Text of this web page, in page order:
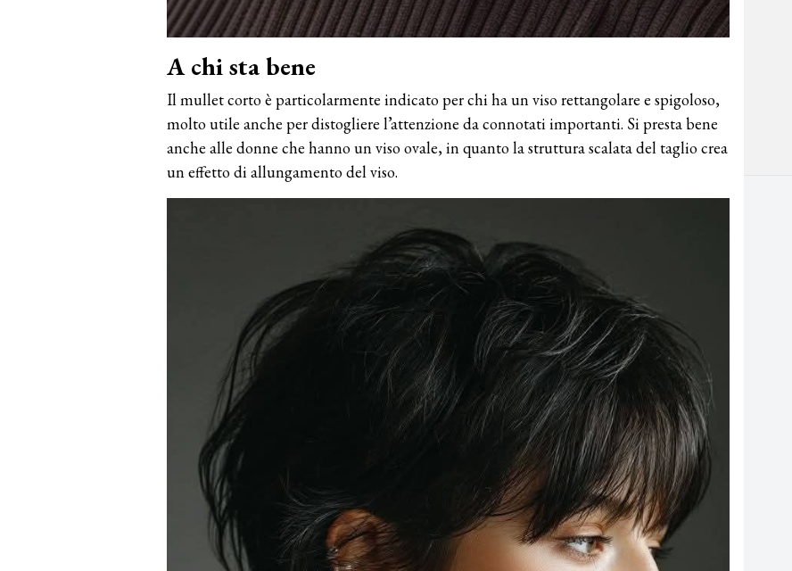
A chi sta bene
Il mullet corto è particolarmente indicato per chi ha un viso rettangolare e spigoloso,
molto utile anche per distogliere l’attenzione da connotati importanti. Si presta bene
anche alle donne che hanno un viso ovale, in quanto la struttura scalata del taglio crea
un effetto di allungamento del viso.